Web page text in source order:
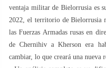
ventaja militar de Bielorrusia es
2022, el territorio de Bielorrusia
las Fuerzas Armadas rusas en
de Chernihiv a Kherson era
cambiar, lo que creará una nueva